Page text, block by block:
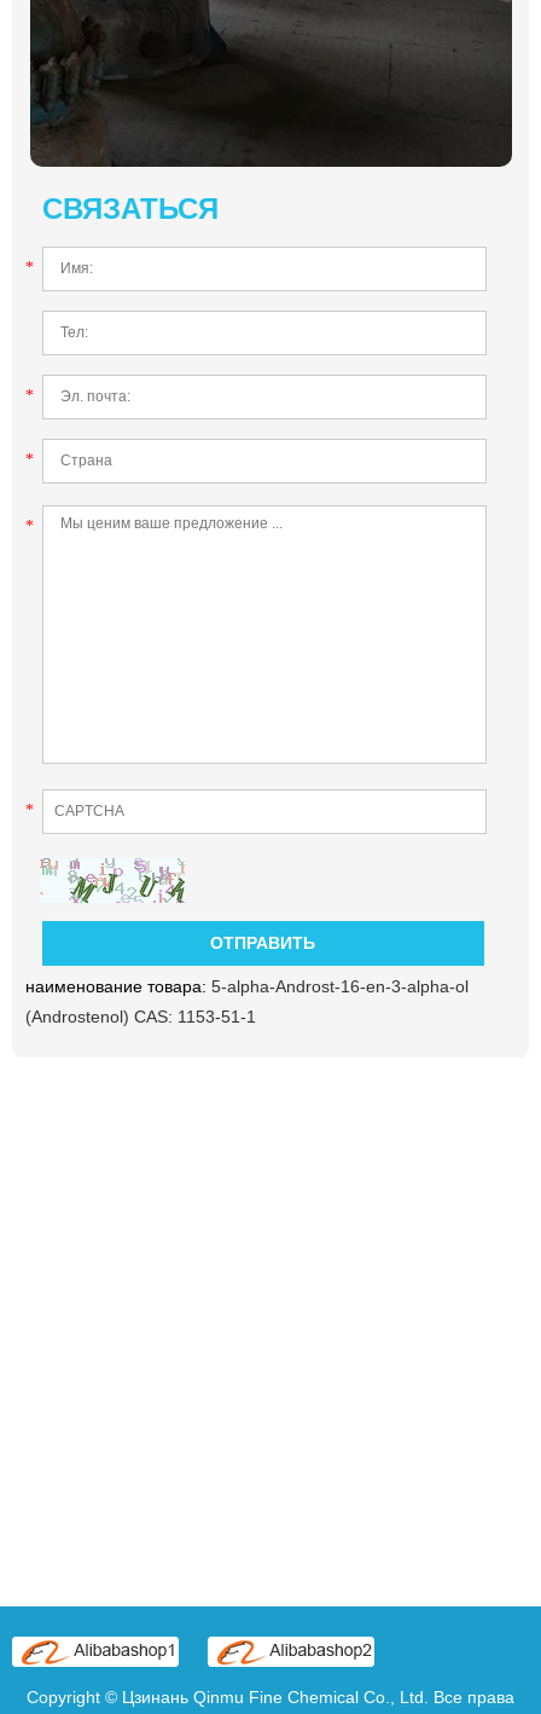
СВЯЗАТЬСЯ
*
*
*
*
*
наименование товара: 5-alpha-Androst-16-en-3-alpha-ol
(Androstenol) CAS: 1153-51-1
Copyright © Цзинань Qinmu Fine Chemical Co., Ltd. Все права